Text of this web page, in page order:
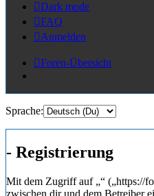
Dark mode
FAQ
Anmelden
Foren-Übersicht
Sprache:
- Registrierung
Mit dem Zugriff auf „“ („https://
zwischen dir und dem Betreiber